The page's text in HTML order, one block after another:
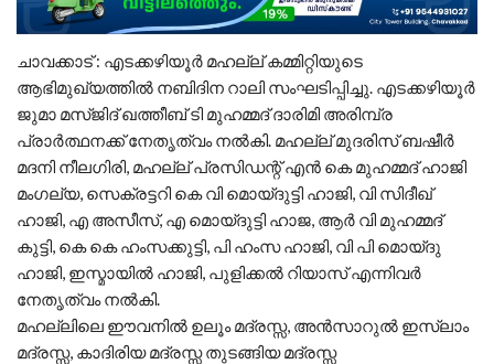
ചാവക്കാട് : എടക്കഴിയൂർ മഹല്ല് കമ്മിറ്റിയുടെ
ആഭിമുഖ്യത്തിൽ നബിദിന റാലി സംഘടിപ്പിച്ചു. എടക്കഴിയൂർ
ജുമാ മസ്ജിദ് ഖത്തീബ് ടി മുഹമ്മദ് ദാരിമി അരിമ്പ്ര
പ്രാർത്ഥനക്ക് നേതൃത്വം നൽകി. മഹല്ല് മുദരിസ് ബഷീർ
മദനി നീലഗിരി, മഹല്ല് പ്രസിഡന്റ് എൻ കെ മുഹമ്മദ് ഹാജി
മംഗല്യ, സെക്രട്ടറി കെ വി മൊയ്‌ദുട്ടി ഹാജി, വി സിദീഖ്
ഹാജി, എ അസീസ്, എ മൊയ്‌ദുട്ടി ഹാജ, ആർ വി മുഹമ്മദ്
കുട്ടി, കെ കെ ഹംസക്കുട്ടി, പി ഹംസ ഹാജി, വി പി മൊയ്‌ദു
ഹാജി, ഇസ്മായിൽ ഹാജി, പുളിക്കൽ റിയാസ് എന്നിവർ
നേതൃത്വം നൽകി.
മഹല്ലിലെ ഈവനിൽ ഉലൂം മദ്രസ്സ, അൻസാറുൽ ഇസ്ലാം
മദ്രസ്സ, കാദിരിയ മദ്രസ്സ തുടങ്ങിയ മദ്രസ്സ